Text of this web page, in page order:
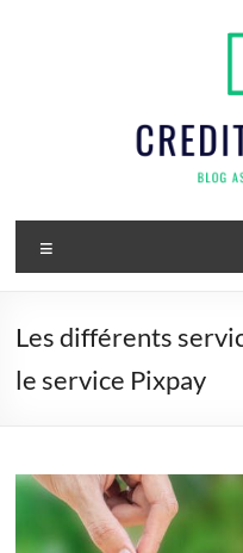
Credit
finance
Les différents
le service Pixpay